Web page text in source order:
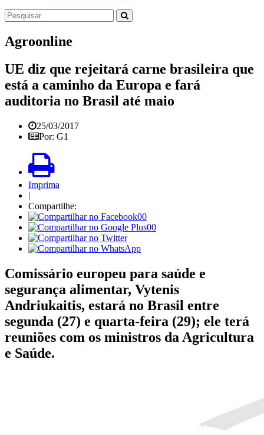
Agroonline
UE diz que rejeitará carne brasileira que
está a caminho da Europa e fará
auditoria no Brasil até maio
25/03/2017
Por: G1
Imprima
|
Compartilhe:
00
00
Comissário europeu para saúde e
segurança alimentar, Vytenis
Andriukaitis, estará no Brasil entre
segunda (27) e quarta-feira (29); ele terá
reuniões com os ministros da Agricultura
e Saúde.